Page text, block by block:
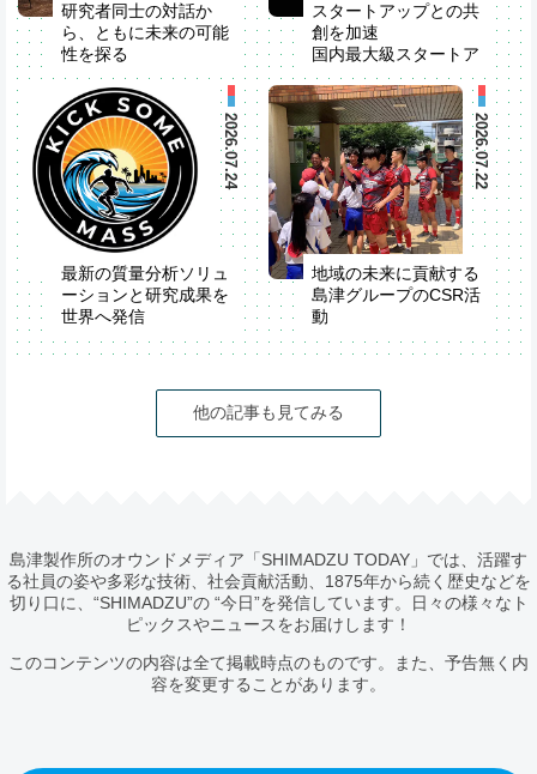
研究者同士の対話か
ら、ともに未来の可能
性を探る
米国でStrategic R&D
Partner Seminarを開
催
スタートアップとの共
創を加速
国内最大級スタートア
ップイベント
「IVS2026」が開催
最新の質量分析ソリュ
ーションと研究成果を
世界へ発信
第74回米国質量分析
学会（ASMS2026）
2026.07.24
地域の未来に貢献する
島津グループのCSR活
動
2026.07.22
他の記事も見てみる
島津製作所のオウンドメディア「SHIMADZU TODAY」では、活躍す
る社員の姿や多彩な技術、社会貢献活動、1875年から続く歴史などを
切り口に、“SHIMADZU”の “今日”を発信しています。日々の様々なト
ピックスやニュースをお届けします！
このコンテンツの内容は全て掲載時点のものです。また、予告無く内
容を変更することがあります。